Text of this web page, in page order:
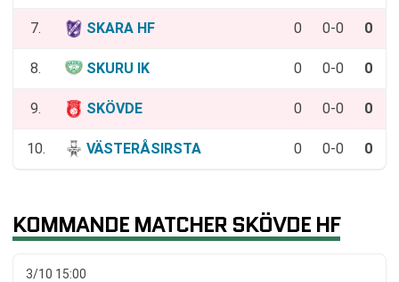
7. SKARA HF 0 0-0 0
8. SKURU IK 0 0-0 0
9. SKÖVDE 0 0-0 0
10. VÄSTERÅSIRSTA 0 0-0 0
KOMMANDE MATCHER SKÖVDE HF
3/10 15:00